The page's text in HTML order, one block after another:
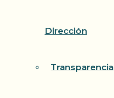
Dirección
Transparencia